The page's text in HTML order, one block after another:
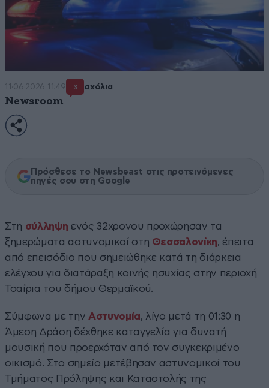
11·06·2026 11:49 3 σχόλια
Newsroom
Πρόσθεσε το Newsbeast στις προτεινόμενες
πηγές σου στη Google
Στη σύλληψη ενός 32χρονου προχώρησαν τα
ξημερώματα αστυνομικοί στη Θεσσαλονίκη, έπειτα
από επεισόδιο που σημειώθηκε κατά τη διάρκεια
ελέγχου για διατάραξη κοινής ησυχίας στην περιοχή
Τσαΐρια του δήμου Θερμαϊκού.
Σύμφωνα με την Αστυνομία, λίγο μετά τη 01:30 η
Άμεση Δράση δέχθηκε καταγγελία για δυνατή
μουσική που προερχόταν από τον συγκεκριμένο
οικισμό. Στο σημείο μετέβησαν αστυνομικοί του
Τμήματος Πρόληψης και Καταστολής της